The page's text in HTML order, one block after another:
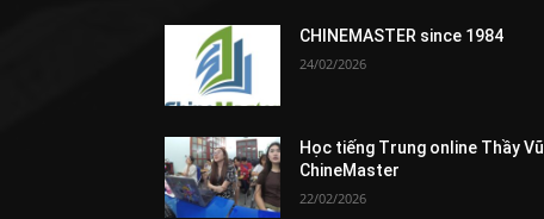
CHINEMASTER since 1984
24/02/2026
Học tiếng Trung online Thầy Vũ
ChineMaster
22/02/2026